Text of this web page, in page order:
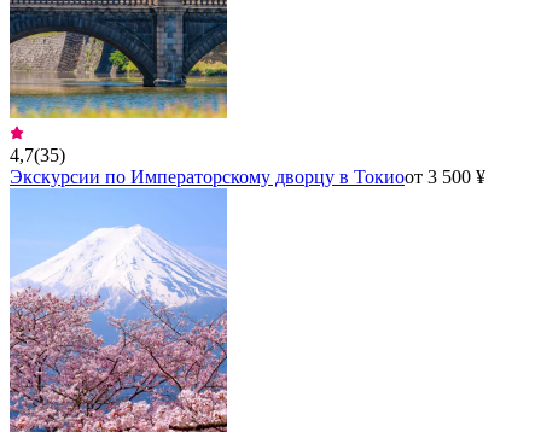
4,7(35)
Экскурсии по Императорскому дворцу в Токиоот 3 500 ¥